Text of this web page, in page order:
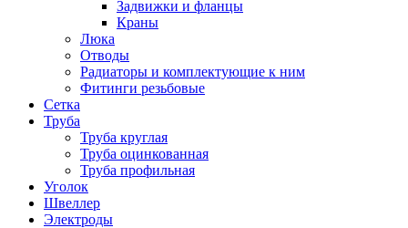
Задвижки и фланцы
Краны
Люка
Отводы
Радиаторы и комплектующие к ним
Фитинги резьбовые
Сетка
Труба
Труба круглая
Труба оцинкованная
Труба профильная
Уголок
Швеллер
Электроды